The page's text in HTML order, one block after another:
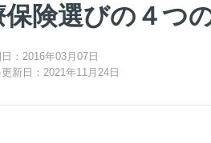
保険選びの４つ
：2016年03月07日
新日：2021年11月24日